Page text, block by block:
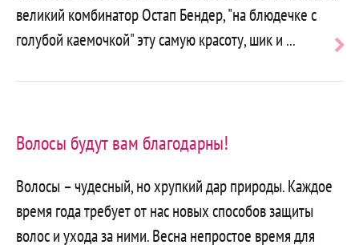
великий комбинатор Остап Бендер, "на блюдечке с
голубой каемочкой" эту самую красоту, шик и ...
Волосы будут вам благодарны!
Волосы – чудесный, но хрупкий дар природы. Каждое
время года требует от нас новых способов защиты
волос и ухода за ними. Весна непростое время для